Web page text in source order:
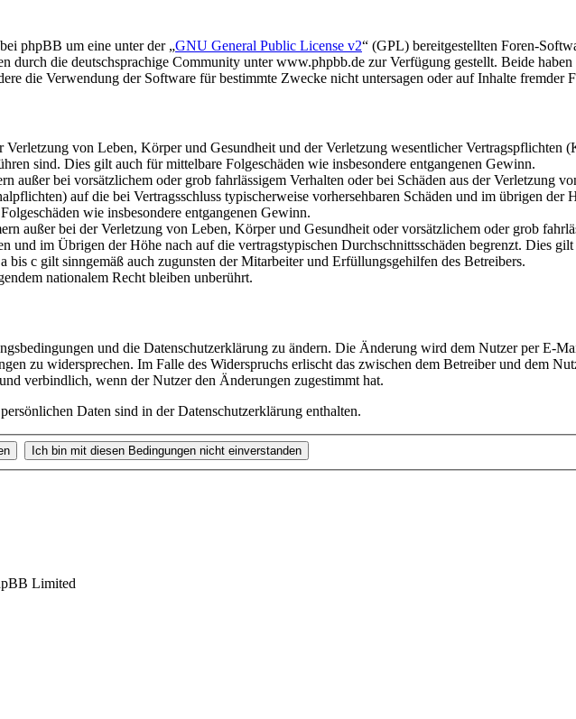
phpBB um eine unter der „GNU General Public License v2“ (GPL) bereitgestellten Foren-
durch die deutschsprachige Community unter www.phpbb.de zur Verfügung gestellt. Beide
die Verwendung der Software für bestimmte Zwecke nicht untersagen oder auf Inhalte fremder
Verletzung von Leben, Körper und Gesundheit und der Verletzung wesentlicher Vertragspflichten
sind. Dies gilt auch für mittelbare Folgeschäden wie insbesondere entgangenen Gewinn.
außer bei vorsätzlichem oder grob fahrlässigem Verhalten oder bei Schäden aus der Verletzung
auf die bei Vertragsschluss typischerweise vorhersehbaren Schäden und im übrigen der
wie insbesondere entgangenen Gewinn.
außer bei der Verletzung von Leben, Körper und Gesundheit oder vorsätzlichem oder grob
und im Übrigen der Höhe nach auf die vertragstypischen Durchschnittsschäden begrenzt. Dies
bis c gilt sinngemäß auch zugunsten der Mitarbeiter und Erfüllungsgehilfen des Betreibers.
nationalem Recht bleiben unberührt.
und die Datenschutzerklärung zu ändern. Die Änderung wird dem Nutzer per E-
zu widersprechen. Im Falle des Widerspruchs erlischt das zwischen dem Betreiber und dem
verbindlich, wenn der Nutzer den Änderungen zugestimmt hat.
Daten sind in der Datenschutzerklärung enthalten.
Limited